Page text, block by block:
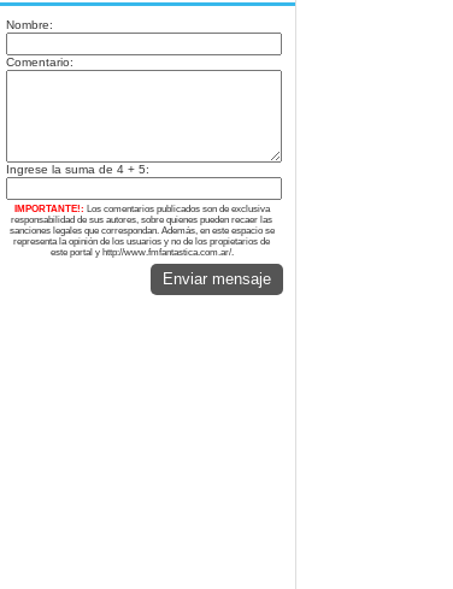
Nombre:
Comentario:
Ingrese la suma de 4 + 5:
IMPORTANTE!: Los comentarios publicados son de exclusiva
responsabilidad de sus autores, sobre quienes pueden recaer las
sanciones legales que correspondan. Además, en este espacio se
representa la opinión de los usuarios y no de los propietarios de
este portal y http://www.fmfantastica.com.ar/.
Enviar mensaje